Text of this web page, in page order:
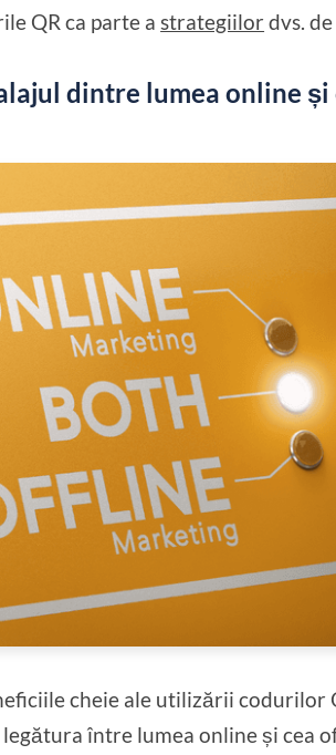
QR ca parte a strategiilor dvs. de
dintre lumea online
cheie ale utilizării codurilor
între lumea online și cea